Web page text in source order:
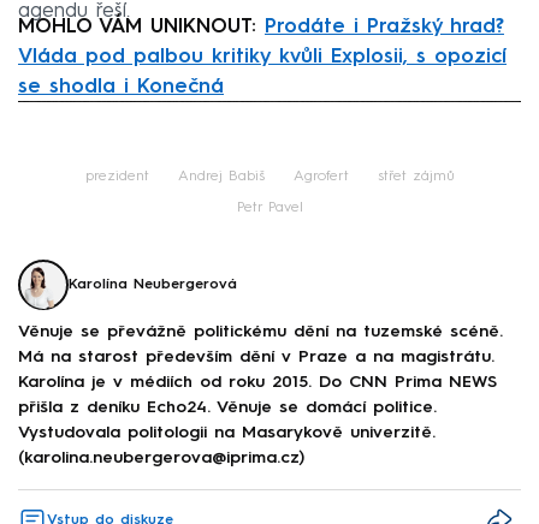
agendu řeší.
MOHLO VÁM UNIKNOUT:
Prodáte i Pražský hrad?
Vláda pod palbou kritiky kvůli Explosii, s opozicí
se shodla i Konečná
prezident Andrej Babiš Agrofert střet zájmů
Petr Pavel
Karolína Neubergerová
Věnuje se převážně politickému dění na tuzemské scéně.
Má na starost především dění v Praze a na magistrátu.
Karolína je v médiích od roku 2015. Do CNN Prima NEWS
přišla z deníku Echo24. Věnuje se domácí politice.
Vystudovala politologii na Masarykově univerzitě.
(karolina.neubergerova@iprima.cz)
Vstup do diskuze